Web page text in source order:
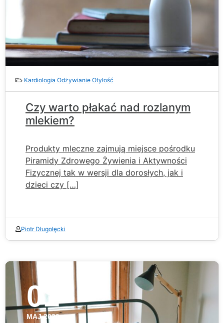
Kardiologia Odżywianie Otyłość
Czy warto płakać nad rozlanym
mlekiem?
Produkty mleczne zajmują miejsce pośrodku
Piramidy Zdrowego Żywienia i Aktywności
Fizycznej tak w wersji dla dorosłych, jak i
dzieci czy […]
Piotr Długołęcki
01
MAJ 2020